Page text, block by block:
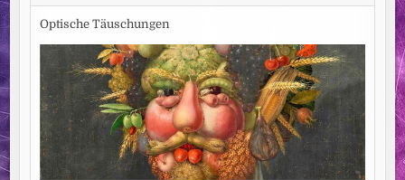
Optische Täuschungen